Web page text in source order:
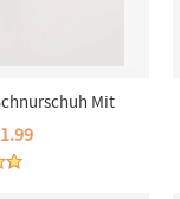
Mit
- Blau